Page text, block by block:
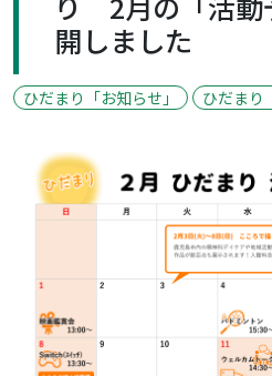
開しました
ひだまり「お知らせ」 ひだまり